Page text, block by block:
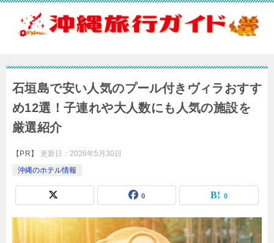
石垣島で安い人気のプール付きヴィラおすす
め12選！子連れや大人数にも人気の施設を
厳選紹介
【PR】 更新日： 2026年5月30日
沖縄のホテル情報
0 0